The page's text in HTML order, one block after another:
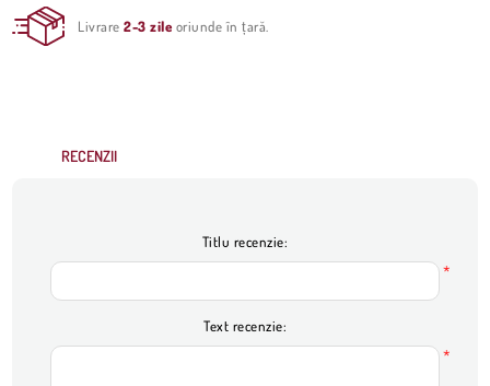
Livrare2-3 zile oriunde în țară.
RECENZII
Titlu recenzie:
*
Text recenzie:
*